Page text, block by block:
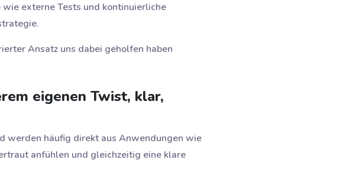
externe Tests und kontinuierliche
Ansatz uns dabei geholfen haben
eigenen Twist, klar,
werden häufig direkt aus Anwendungen wie
anfühlen und gleichzeitig eine klare